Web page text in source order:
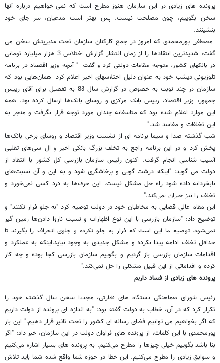
پرونده های زیادی در این سازمان هنوز مطرح است که نمی خواهیم درباره آنها
سخن بگوییم، چون مصلحت نیست. پس بهتر است مدعیان، سر جای خود
بنشینند.
مصطفی پورمحمدی که امروز در جمع کارکنان سازمان تحت مدیریتش سخن می
گفت، شدیدترین انتقادها را از زمان انتشار گزارش اختلاس 3 هزار میلیارد تومانی
در بانکهای کشور، متوجه مقامات دولتی کرد و گفت: " آنچه وزیر اقتصاد در برنامه
تلوزیونی دیشب خود به عنوان دلیل اختلاسهای اخیر اعلام کرد، همان‌هایی بود که
سازمان در چند نوبت به خصوص در گزارش سال 88 به تفصیل برای آقای رییس
جمهور، وزیر اقتصاد، رییس بانک مرکزی و روسای بانک‌ها ارسال کرده بود. همه
این موارد اعلام شده بود که متاسفانه چندان مورد توجه قرار نگرفت و منجر به
این تخلفات و مفاسد شد."
شب گذشته صدا و سیما برنامه ای از نشست وزیر اقتصاد و روسای برخی بانک‌ها
پخش کرد و در این برنامه راجع به تخلف بزرگ بانکی اخیر و ال سی‌های تقلبی
آسیب شناسی انجام گرفت. اکنون رئیس سازمان بازرسی کل کشور با انتقاد از
دولت می گوید: "اینکه درشت گویی و پرخاشگری شود و به این و آن نسبت‌های
نابخردانه داده شود راه حل مشکل نیست. این حرف‌ها به درد کسی نمی‌خورد و
تخلف را نیز جبران نمی‌کند."
این مقام عالی قضایی به مخاطبان خود در دولت توصیه کرد "به جلو فرار نکنند" و
توضیح داد: "سازمان بازرسی با این نوع اظهارات و نسبت ناروا دادن‌ها زمین گیر
نمی‌شود. توصیه ما این است که فرار به جلو نکرده و جلوی انحراف را بگیرند تا
حداقل تخلف ادامه پیدا نکرده و مشکل جدیدی به وجود نیاید.اینکه به عملکرد و
اقدامات سازمان بازرسی باز گردیم و بگوییم سازمان بازرسی کجا بوده و چه کار
کرده و اقداماتی از این قبیل مشکلی را حل نمی‌کند."
پرونده های زیادی از فساد داریم
رئیس شورای هماهنگی دستگاه های نظارتی، مجددا سخن سال گذشته خود را
تکرار کرد که در آن، خطاب به دولت گفته بود: "به اندازه ای پرونده از دولت داریم
که اگر بخواهیم می توانیم فضای رسانه ای کشور را تحت تاثیر قرار دهیم." این بار
پورمحمدی با این کلمات، از پرونده های فراوان دولت در این سازمان، خبر داد: "اگر
بنا باشد بگوییم خیلی چیزها را مطرح می‌کنیم. به پرونده های بسیار اشاره می‌کنیم
و سوابق زیادی را مطرح می‌کنیم. این خطا در حوزه شما واقع شده شما باید تلاش